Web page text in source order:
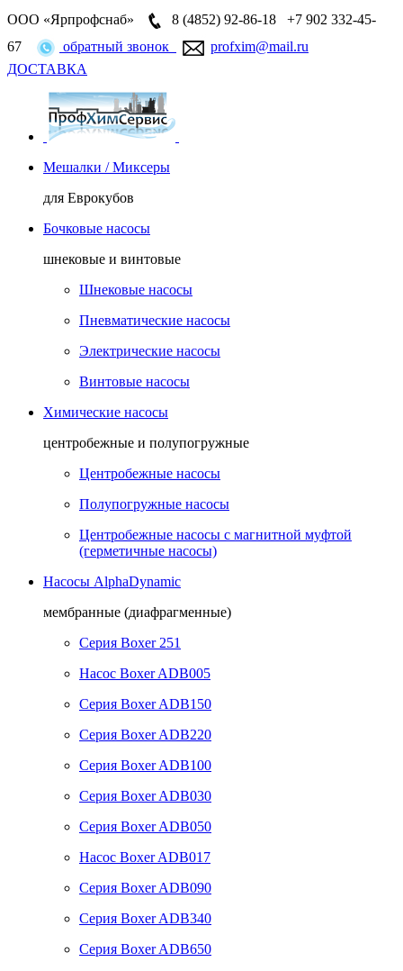
ООО «Ярпрофснаб» 8 (4852) 92-86-18
+7 902 332-45-
67
обратный звонок
profxim@mail.ru
ДОСТАВКА
Мешалки / Миксеры
для Еврокубов
Бочковые насосы
шнековые и винтовые
Шнековые насосы
Пневматические насосы
Электрические насосы
Винтовые насосы
Химические насосы
центробежные и полупогружные
Центробежные насосы
Полупогружные насосы
Центробежные насосы с магнитной муфтой
(герметичные насосы)
Насосы AlphaDynamic
мембранные (диафрагменные)
Серия Boxer 251
Насос Boxer ADB005
Серия Boxer ADB150
Серия Boxer ADB220
Серия Boxer ADB100
Серия Boxer ADB030
Серия Boxer ADB050
Насос Boxer ADB017
Серия Boxer ADB090
Серия Boxer ADB340
Серия Boxer ADB650